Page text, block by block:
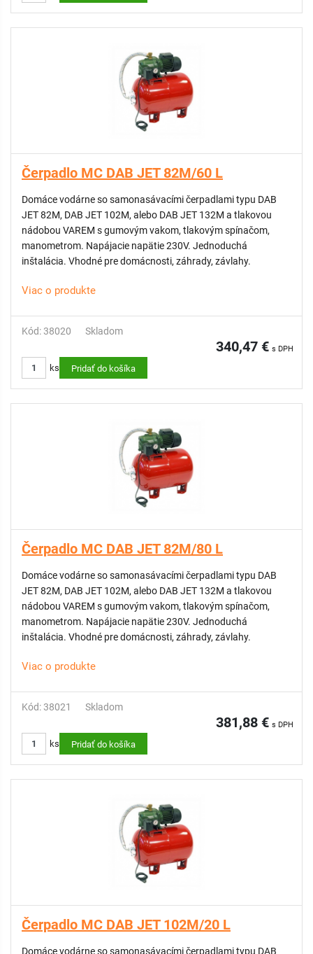
Čerpadlo MC DAB JET 82M/60 L
Domáce vodárne so samonasávacími čerpadlami typu DAB
JET 82M, DAB JET 102M, alebo DAB JET 132M a tlakovou
nádobou VAREM s gumovým vakom, tlakovým spínačom,
manometrom. Napájacie napätie 230V. Jednoduchá
inštalácia. Vhodné pre domácnosti, záhrady, závlahy.
Viac o produkte
Kód: 38020 Skladom
340,47 € s DPH
ks Pridať do košíka
Čerpadlo MC DAB JET 82M/80 L
Domáce vodárne so samonasávacími čerpadlami typu DAB
JET 82M, DAB JET 102M, alebo DAB JET 132M a tlakovou
nádobou VAREM s gumovým vakom, tlakovým spínačom,
manometrom. Napájacie napätie 230V. Jednoduchá
inštalácia. Vhodné pre domácnosti, záhrady, závlahy.
Viac o produkte
Kód: 38021 Skladom
381,88 € s DPH
ks Pridať do košíka
Čerpadlo MC DAB JET 102M/20 L
Domáce vodárne so samonasávacími čerpadlami typu DAB